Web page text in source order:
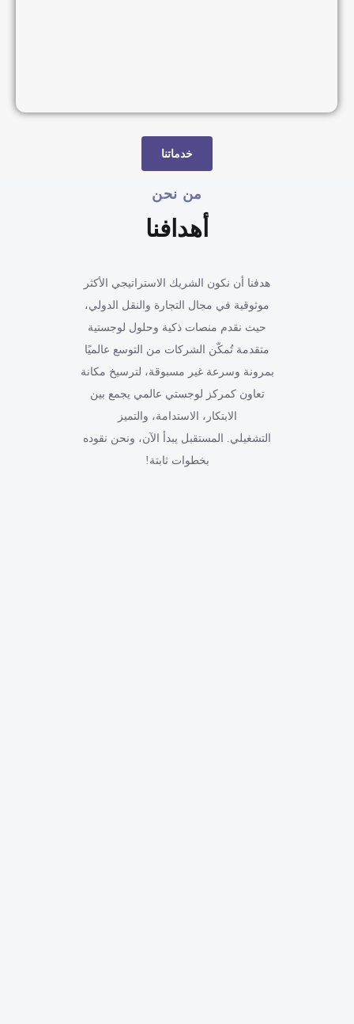
خدماتنا
من نحن
أهدافنا
هدفنا أن نكون الشريك الاستراتيجي الأكثر
موثوقية في مجال التجارة والنقل الدولي،
حيث نقدم منصات ذكية وحلول لوجستية
متقدمة تُمكّن الشركات من التوسع عالميًا
بمرونة وسرعة غير مسبوقة، لترسيخ مكانة
تعاون كمركز لوجستي عالمي يجمع بين
الابتكار، الاستدامة، والتميز
التشغيلي. المستقبل يبدأ الآن، ونحن نقوده
بخطوات ثابتة!